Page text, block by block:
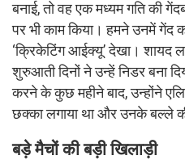
बनाई, तो वह एक मध्यम गति की
पर भी काम किया। हमने उनमें गेंद
‘क्रिकेटिंग आईक्यू’ देखा।
शुरुआती दिनों ने उन्हें निडर बना
करने के कुछ महीने बाद, उन्होंने
छक्का लगाया था और उनके बल्ले
बड़े मैचों की बड़ी खिलाड़ी